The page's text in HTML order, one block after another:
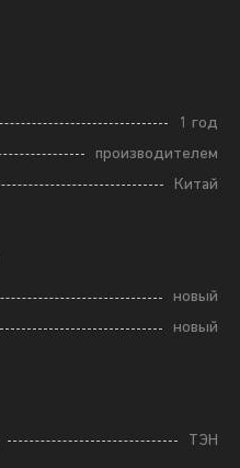
1 год
производителем
Китай
новый
новый
ТЭН